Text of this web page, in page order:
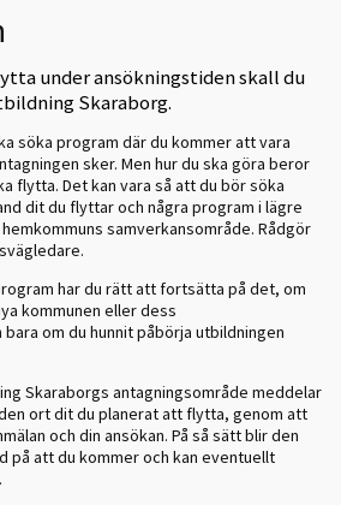
under ansökningstiden skall du
Skaraborg.
söka program där du kommer att vara
sker. Men hur du ska göra beror
flytta. Det kan vara så att du bör söka
dit du flyttar och några program i lägre
samverkansområde. Rådgör
har du rätt att fortsätta på det, om
kommunen eller dess
om du hunnit påbörja utbildningen
Skaraborgs antagningsområde meddelar
ort dit du planerat att flytta, genom att
och din ansökan. På så sätt blir den
på att du kommer och kan eventuellt